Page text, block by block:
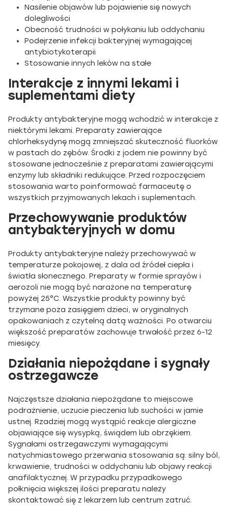
Nasilenie objawów lub pojawienie się nowych
dolegliwości
Obecność trudności w połykaniu lub oddychaniu
Podejrzenie infekcji bakteryjnej wymagającej
antybiotykoterapii
Stosowanie innych leków na stałe
Interakcje z innymi lekami i
suplementami diety
Produkty antybakteryjne mogą wchodzić w interakcje z
niektórymi lekami. Preparaty zawierające
chlorheksydynę mogą zmniejszać skuteczność fluorków
w pastach do zębów. Środki z jodem nie powinny być
stosowane jednocześnie z preparatami zawierającymi
enzymy lub składniki redukujące. Przed rozpoczęciem
stosowania warto poinformować farmaceutę o
wszystkich przyjmowanych lekach i suplementach.
Przechowywanie produktów
antybakteryjnych w domu
Produkty antybakteryjne należy przechowywać w
temperaturze pokojowej, z dala od źródeł ciepła i
światła słonecznego. Preparaty w formie sprayów i
aerozoli nie mogą być narażone na temperaturę
powyżej 25°C. Wszystkie produkty powinny być
trzymane poza zasięgiem dzieci, w oryginalnych
opakowaniach z czytelną datą ważności. Po otwarciu
większość preparatów zachowuje trwałość przez 6-12
miesięcy.
Działania niepożądane i sygnały
ostrzegawcze
Najczęstsze działania niepożądane to miejscowe
podrażnienie, uczucie pieczenia lub suchości w jamie
ustnej. Rzadziej mogą wystąpić reakcje alergiczne
objawiające się wysypką, świądem lub obrzękiem.
Sygnałami ostrzegawczymi wymagającymi
natychmiastowego przerwania stosowania są: silny ból,
krwawienie, trudności w oddychaniu lub objawy reakcji
anafilaktycznej. W przypadku przypadkowego
połknięcia większej ilości preparatu należy
skontaktować się z lekarzem lub centrum zatruć.